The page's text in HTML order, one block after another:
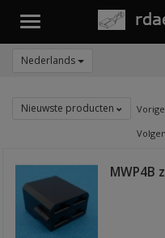
Toggle
Nederlands
Nieuwste producten
MWP4B
voor